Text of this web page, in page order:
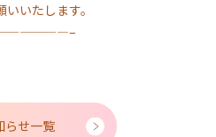
いたします。
らせ一覧